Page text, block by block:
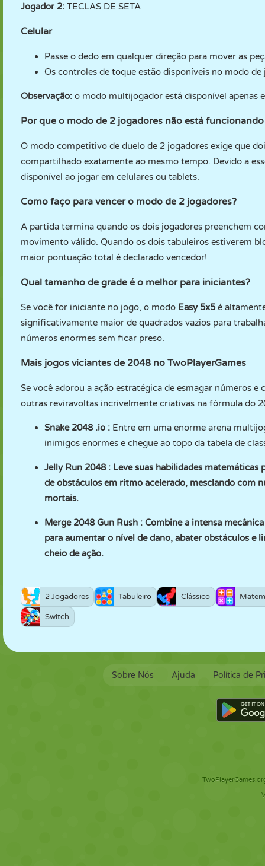
Jogador 2: TECLAS DE SETA
Celular
Passe o dedo em qualquer direção para mover as
Os controles de toque estão disponíveis no modo
Observação: o modo multijogador está disponível apenas
Por que o modo de 2 jogadores não está
O modo competitivo de duelo de 2 jogadores exige que
compartilhado exatamente ao mesmo tempo. Devido a
disponível ao jogar em celulares ou tablets.
Como faço para vencer o modo de 2 jogadores?
A partida termina quando os dois jogadores preenchem
movimento válido. Quando os dois tabuleiros estiverem
maior pontuação total é declarado vencedor!
Qual tamanho de grade é o melhor para iniciantes?
Se você for iniciante no jogo, o modo Easy 5x5é
significativamente maior de quadrados vazios para
números enormes sem ficar preso.
Mais jogos viciantes de 2048 no TwoPlayerGames
Se você adorou a ação estratégica de esmagar números
outras reviravoltas incrivelmente criativas na fórmula do
Snake 2048 .io : Entre em uma enorme arena
inimigos enormes e chegue ao topo da tabela de
Jelly Run 2048: Leve suas habilidades matemáticas
de obstáculos em ritmo acelerado, mesclando com
mortais.
Merge 2048 Gun Rush : Combine a intensa
para aumentar o nível de dano, abater obstáculos e
cheio de ação.
2 Jogadores Tabuleiro Clássico
Switch
Sobre Nós Ajuda Política de